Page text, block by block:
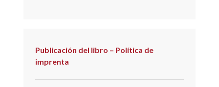
Publicación del libro – Política de
imprenta